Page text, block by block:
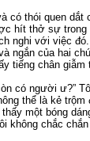
có thói quen dắt
hít thở sự trong
nghi với việc
ngắn của hai
tiếng chân
có người ư?”
thể là kẻ trộm
một bóng
không chắc